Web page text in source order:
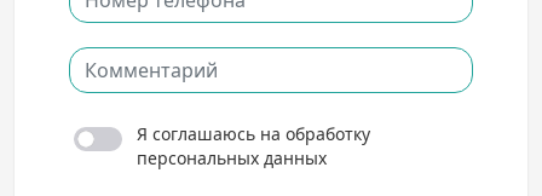
Я соглашаюсь на обработку
персональных данных